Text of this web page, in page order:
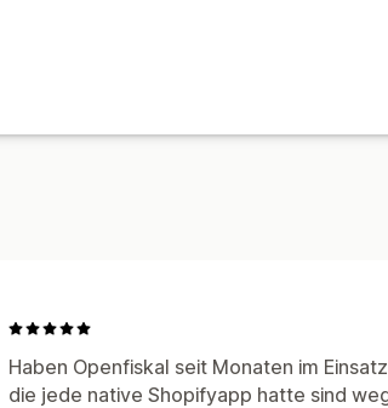
Haben Openfiskal seit Monaten im
die jede native Shopifyapp hatte sind